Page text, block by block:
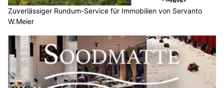
Zuverlässiger Rundum-Service für Immobilien von Servanto
W.Meier